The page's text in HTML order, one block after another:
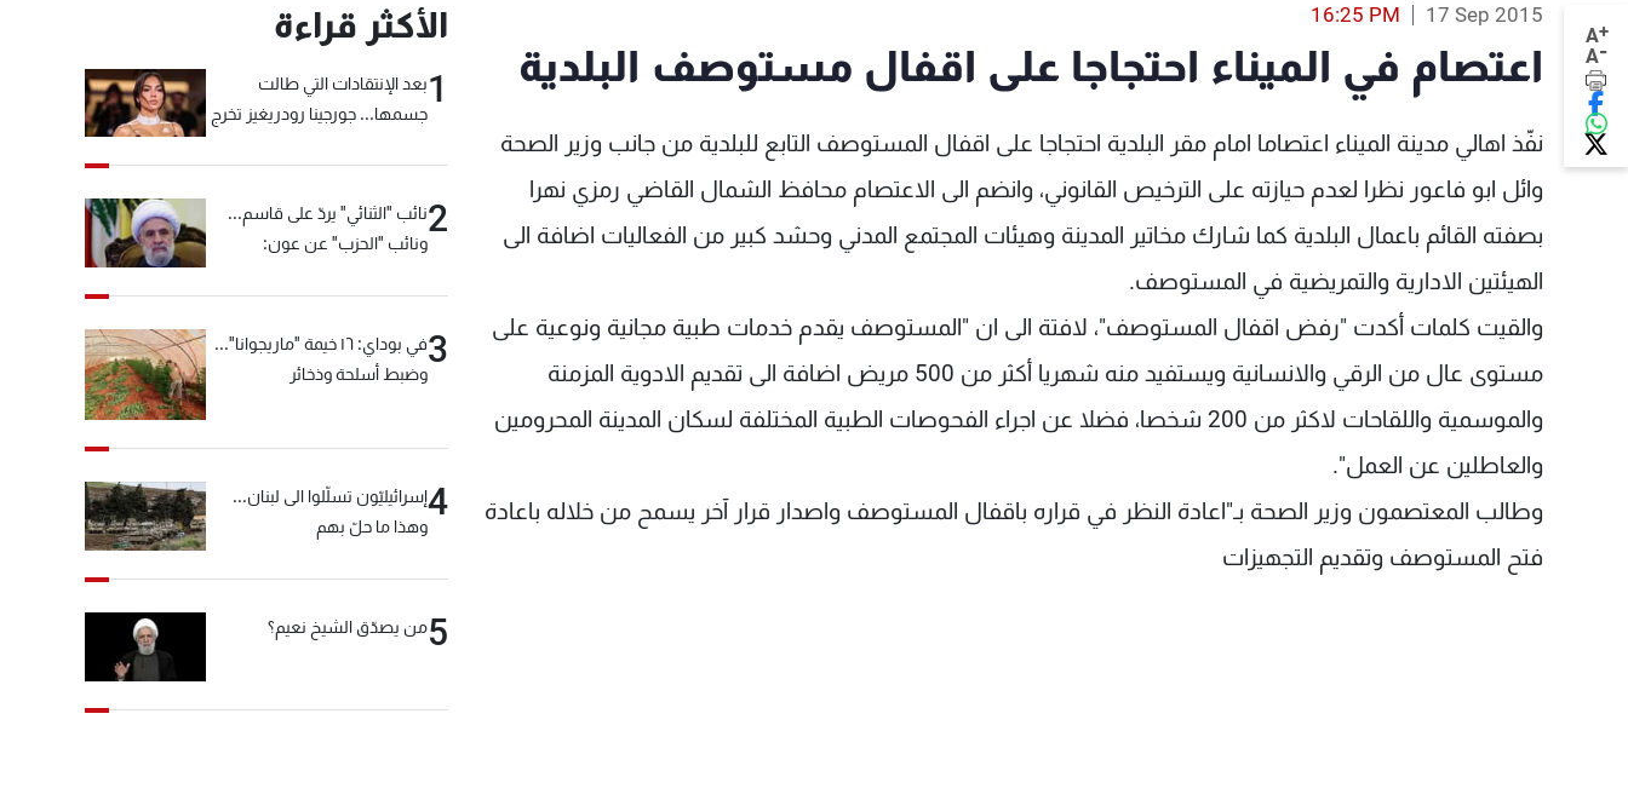
A+
A-
17 Sep 2015
16:25 PM
اعتصام في الميناء احتجاجا على اقفال مستوصف البلدية
نفّذ اهالي مدينة الميناء اعتصاما امام مقر البلدية احتجاجا على اقفال المستوصف التابع للبلدية من جانب وزير الصحة
وائل ابو فاعور نظرا لعدم حيازته على الترخيص القانوني، وانضم الى الاعتصام محافظ الشمال القاضي رمزي نهرا
بصفته القائم باعمال البلدية كما شارك مخاتير المدينة وهيئات المجتمع المدني وحشد كبير من الفعاليات اضافة الى
الهيئتين الادارية والتمريضية في المستوصف.
والقيت كلمات أكدت "رفض اقفال المستوصف"، لافتة الى ان "المستوصف يقدم خدمات طبية مجانية ونوعية على
مستوى عال من الرقي والانسانية ويستفيد منه شهريا أكثر من 500 مريض اضافة الى تقديم الادوية المزمنة
والموسمية واللقاحات لاكثر من 200 شخصا، فضلا عن اجراء الفحوصات الطبية المختلفة لسكان المدينة المحرومين
والعاطلين عن العمل".
وطالب المعتصمون وزير الصحة بـ"اعادة النظر في قراره باقفال المستوصف واصدار قرار آخر يسمح من خلاله باعادة
فتح المستوصف وتقديم التجهيزات
الأكثر قراءة
1بعد الإنتقادات التي طالت
جسمها... جورجينا رودريغيز تخرج
2نائب "الثنائي" يردّ على قاسم...
ونائب "الحزب" عن عون:
3
في بوداي: ١٦ خيمة "ماريجوانا"...
وضبط أسلحة وذخائر
4إسرائيليّون تسلّلوا الى لبنان...
وهذا ما حلّ بهم
5من يصدّق الشيخ نعيم؟